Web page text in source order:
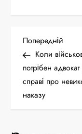
Н
а
в
Попередній
запис
Попередній
Коли
потрібен адвокат
справі про
наказу